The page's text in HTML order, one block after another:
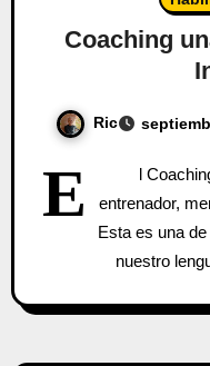
Coaching
Ric
E
l
entrenador,
Esta es una
nuestro